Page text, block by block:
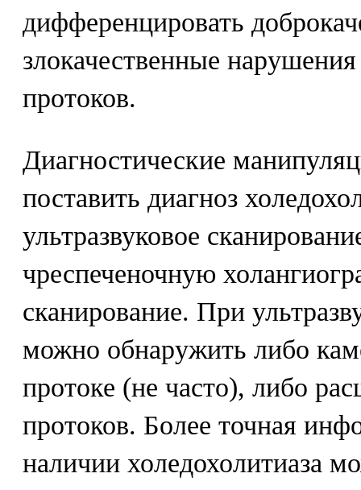
дифференцировать
злокачественные
протоков.
Диагностические
поставить диагноз
ультразвуковое
чреспеченочную
сканирование. При
можно обнаружить либо
протоке (не часто), либо
протоков. Более точная
наличии холедохолитиаза